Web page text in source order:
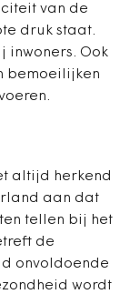
van de
druk staat.
inwoners. Ook
bemoeilijken
altijd herkend
aan dat
tellen bij het
de
onvoldoende
wordt